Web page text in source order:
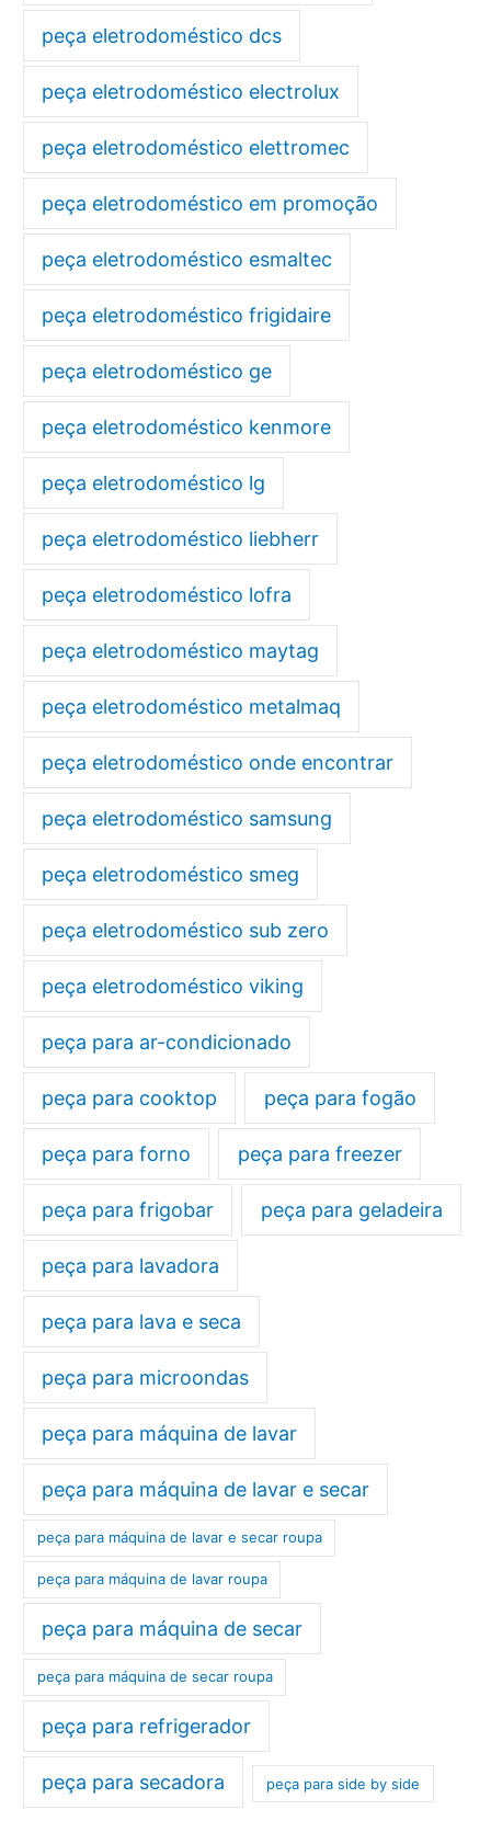
peça eletrodoméstico dcs
peça eletrodoméstico electrolux
peça eletrodoméstico elettromec
peça eletrodoméstico em promoção
peça eletrodoméstico esmaltec
peça eletrodoméstico frigidaire
peça eletrodoméstico ge
peça eletrodoméstico kenmore
peça eletrodoméstico lg
peça eletrodoméstico liebherr
peça eletrodoméstico lofra
peça eletrodoméstico maytag
peça eletrodoméstico metalmaq
peça eletrodoméstico onde encontrar
peça eletrodoméstico samsung
peça eletrodoméstico smeg
peça eletrodoméstico sub zero
peça eletrodoméstico viking
peça para ar-condicionado
peça para cooktop peça para fogão
peça para forno peça para freezer
peça para frigobar peça para geladeira
peça para lavadora
peça para lava e seca
peça para microondas
peça para máquina de lavar
peça para máquina de lavar e secar
peça para máquina de lavar e secar roupa
peça para máquina de lavar roupa
peça para máquina de secar
peça para máquina de secar roupa
peça para refrigerador
peça para secadora peça para side by side